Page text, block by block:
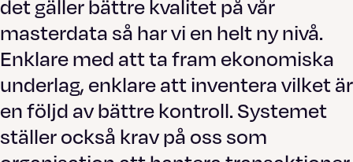
det gäller bättre kvalitet på vår
masterdata så har vi en helt ny nivå.
Enklare med att ta fram ekonomiska
underlag, enklare att inventera vilket är
en följd av bättre kontroll. Systemet
ställer också krav på oss som